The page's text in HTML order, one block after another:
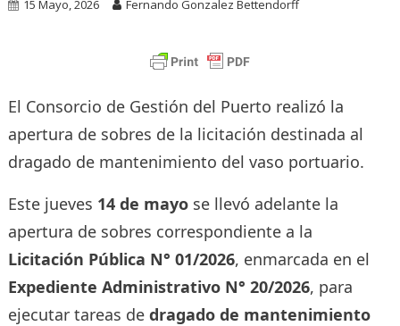
15 Mayo, 2026 Fernando Gonzalez Bettendorff
El Consorcio de Gestión del Puerto realizó la
apertura de sobres de la licitación destinada al
dragado de mantenimiento del vaso portuario.
Este jueves 14 de mayose llevó adelante la
apertura de sobres correspondiente a la
Licitación Pública N° 01/2026, enmarcada en el
Expediente Administrativo N° 20/2026, para
ejecutar tareas de dragado de mantenimiento